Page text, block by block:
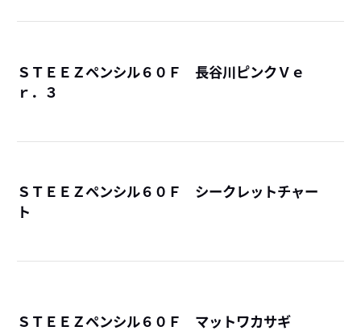
ＳＴＥＥＺペンシル６０Ｆ 長谷川ピンクＶｅ
ｒ．３
ＳＴＥＥＺペンシル６０Ｆ シークレットチャー
ト
ＳＴＥＥＺペンシル６０Ｆ マットワカサギ